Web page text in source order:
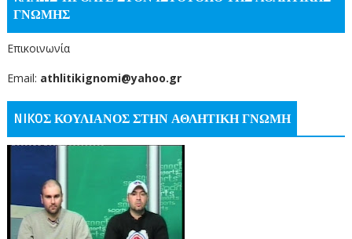
ΓΝΩΜΗΣ
Επικοινωνία
Email: athlitikignomi@yahoo.gr
NIKOΣ ΚΟΥΛΙΑΝΟΣ ΣΤΗΝ ΑΘΛΗΤΙΚΗ ΓΝΩΜΗ